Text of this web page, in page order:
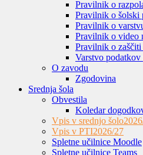
Pravilnik o
Pravilnik o šolski
Pravilnik o
Pravilnik o video
Pravilnik o
Varstvo
O zavodu
Zgodovina
Srednja šola
Obvestila
Koledar
Vpis v srednjo šolo
Vpis v PTI2026/27
Spletne učilnice Moodle
Spletne učilnice Teams